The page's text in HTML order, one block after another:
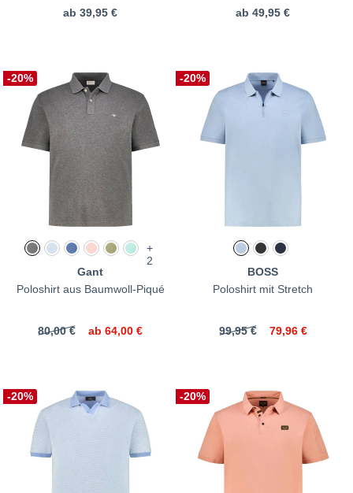
ab 39,95 €
ab 49,95 €
-20%
+
2
Gant
Poloshirt aus Baumwoll-Piqué
80,00 € ab 64,00 €
-20%
BOSS
Poloshirt mit Stretch
99,95 € 79,96 €
-20% -20%